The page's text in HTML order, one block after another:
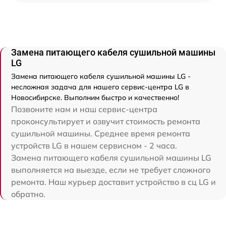
Замена питающего кабеля сушильной машины
LG
Замена питающего кабеля сушильной машины LG -
несложная задача для нашего сервис-центра LG в
Новосибирске. Выполним быстро и качественно!
Позвоните нам и наш сервис-центра
проконсультирует и озвучит стоимость ремонта
сушильной машины. Среднее время ремонта
устройств LG в нашем сервисном - 2 часа.
Замена питающего кабеля сушильной машины LG
выполняется на выезде, если не требует сложного
ремонта. Наш курьер доставит устройство в сц LG и
обратно.